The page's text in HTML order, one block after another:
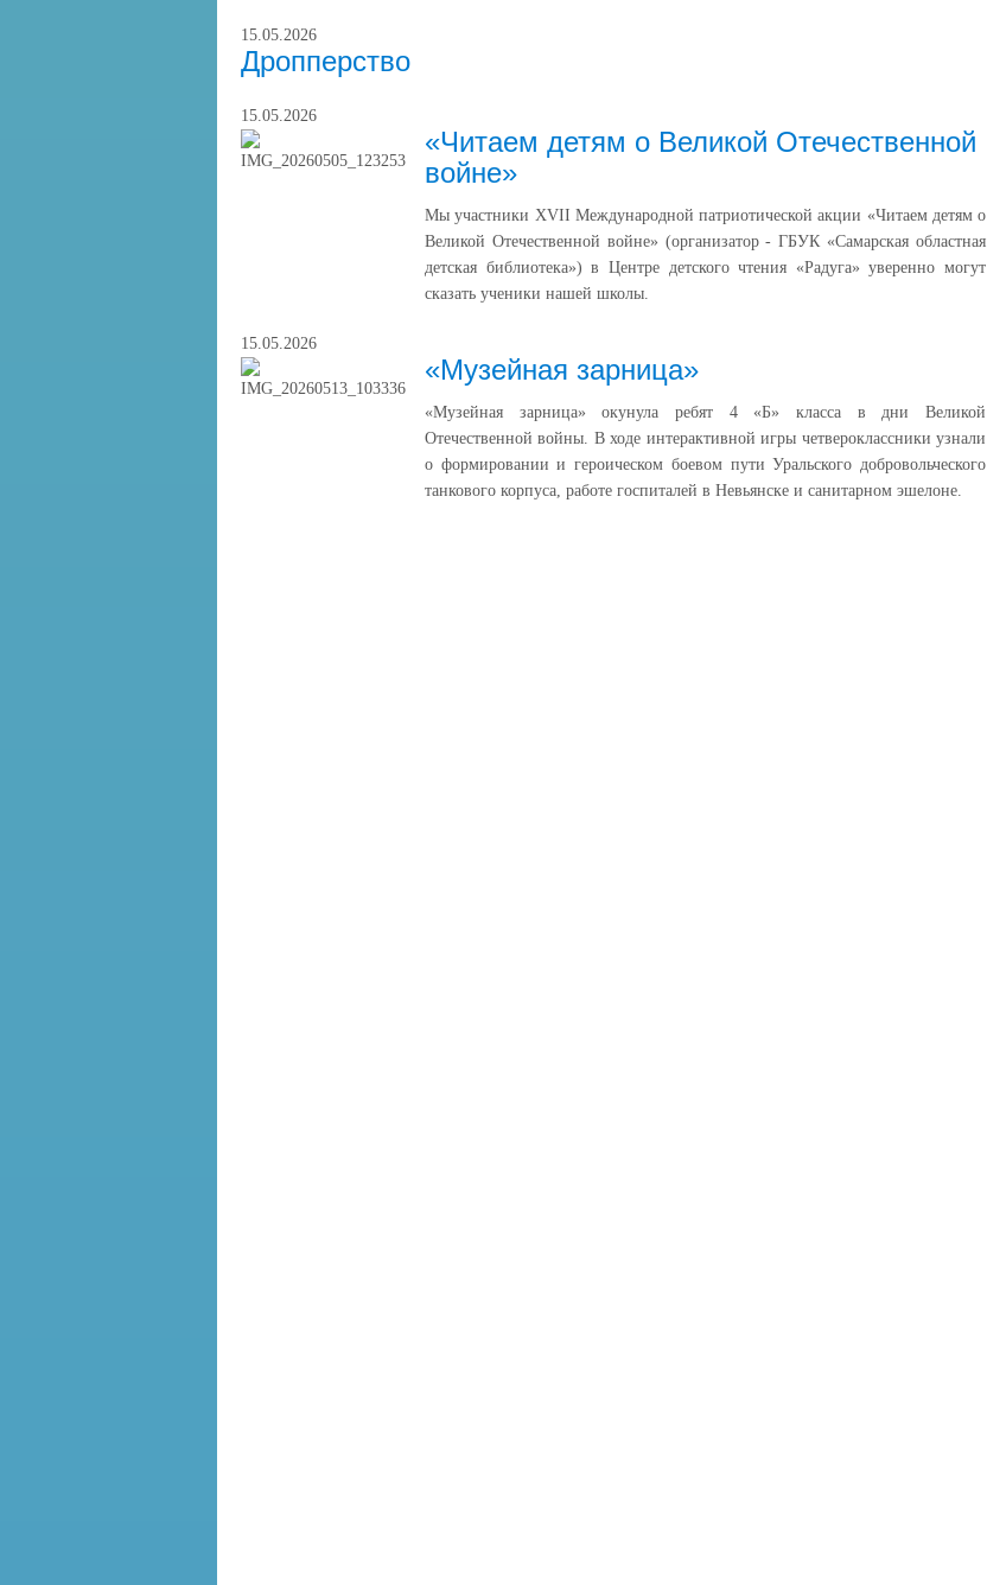
15.05.2026
Дропперство
15.05.2026
«Читаем детям о Великой Отечественной
войне»
Мы участники XVII Международной патриотической акции «Читаем детям о
Великой Отечественной войне» (организатор - ГБУК «Самарская областная
детская библиотека») в Центре детского чтения «Радуга» уверенно могут
сказать ученики нашей школы.
15.05.2026
«Музейная зарница»
«Музейная зарница» окунула ребят 4 «Б» класса в дни Великой
Отечественной войны. В ходе интерактивной игры четвероклассники узнали
о формировании и героическом боевом пути Уральского добровольческого
танкового корпуса, работе госпиталей в Невьянске и санитарном эшелоне.